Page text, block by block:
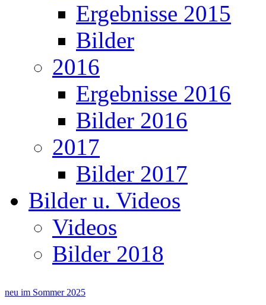
Ergebnisse 2015
Bilder
2016
Ergebnisse 2016
Bilder 2016
2017
Bilder 2017
Bilder u. Videos
Videos
Bilder 2018
neu im Sommer 2025